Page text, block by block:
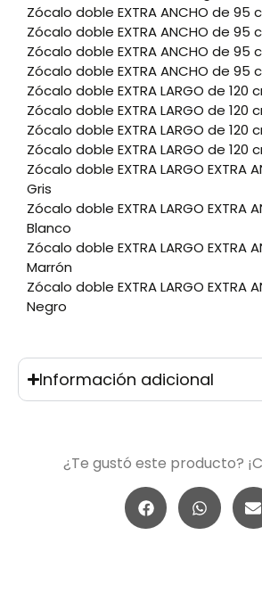
Zócalo doble EXTRA ANCHO de 95
Zócalo doble EXTRA ANCHO de 95
Zócalo doble EXTRA ANCHO de 95
Zócalo doble EXTRA ANCHO de 95
Zócalo doble EXTRA LARGO de 120
Zócalo doble EXTRA LARGO de 120
Zócalo doble EXTRA LARGO de 120
Zócalo doble EXTRA LARGO de 120
Zócalo doble EXTRA LARGO EXTRA
Gris
Zócalo doble EXTRA LARGO EXTRA
Blanco
Zócalo doble EXTRA LARGO EXTRA
Marrón
Zócalo doble EXTRA LARGO EXTRA
Negro
Información adicional
¿Te gustó este producto?